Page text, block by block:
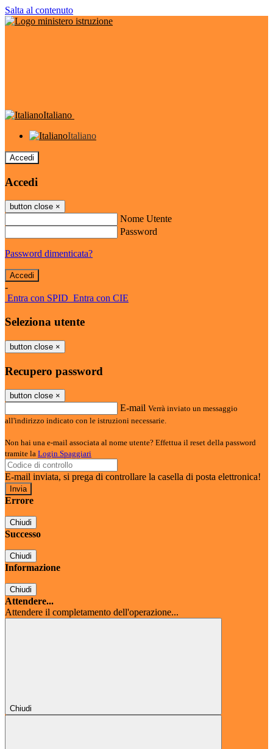
Salta al contenuto
Italiano
Italiano
Accedi
Accedi
button close ×
Nome Utente
Password
Password dimenticata?
-
Entra con SPID Entra con CIE
Seleziona utente
button close ×
Recupero password
button close ×
E-mail Verrà inviato un messaggio
all'indirizzo indicato con le istruzioni necessarie.
Non hai una e-mail associata al nome utente? Effettua il reset della password
tramite la Login Spaggiari
E-mail inviata, si prega di controllare la casella di posta elettronica!
Errore
Chiudi
Successo
Chiudi
Informazione
Chiudi
Attendere...
Attendere il completamento dell'operazione...
Chiudi